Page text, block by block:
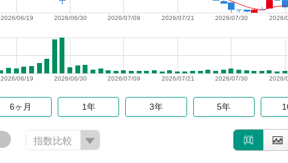
2026/
2026/07/30
2026/07/21
2026/07/09
2026/06/30
2026/06/19
2026/
2026/07/30
2026/07/21
2026/07/09
2026/06/30
2026/06/19
6ヶ月 1年 3年 5年
指数比較